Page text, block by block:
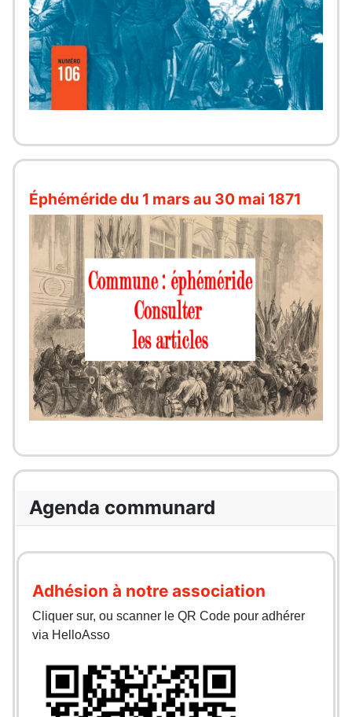
Éphéméride du 1 mars au 30 mai 1871
Agenda communard
Adhésion à notre association
Cliquer sur, ou scanner le QR Code pour adhérer
via HelloAsso